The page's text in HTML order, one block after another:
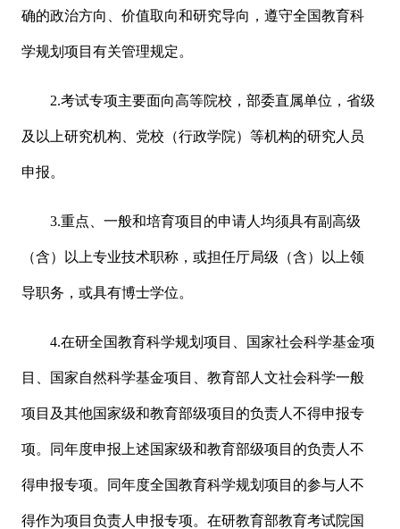
确的政治方向、价值取向和研究导向，遵守全国教育科
学规划项目有关管理规定。
2.考试专项主要面向高等院校，部委直属单位，省级
及以上研究机构、党校（行政学院）等机构的研究人员
申报。
3.重点、一般和培育项目的申请人均须具有副高级
（含）以上专业技术职称，或担任厅局级（含）以上领
导职务，或具有博士学位。
4.在研全国教育科学规划项目、国家社会科学基金项
目、国家自然科学基金项目、教育部人文社会科学一般
项目及其他国家级和教育部级项目的负责人不得申报专
项。同年度申报上述国家级和教育部级项目的负责人不
得申报专项。同年度全国教育科学规划项目的参与人不
得作为项目负责人申报专项。在研教育部教育考试院国